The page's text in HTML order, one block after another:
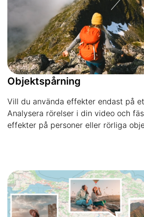
Objektspårning
Vill du använda effekter endast på
Analysera rörelser i din video och
effekter på personer eller rörliga